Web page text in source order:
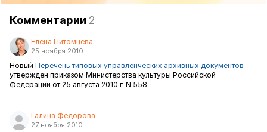
Комментарии 2
Елена Питомцева
25 ноября 2010
Новый Перечень типовых управленческих архивных документов
утвержден приказом Министерства культуры Российской
Федерации от 25 августа 2010 г. N 558.
Галина Федорова
27 ноября 2010